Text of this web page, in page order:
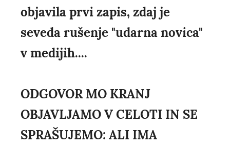
objavila prvi zapis, zdaj je
seveda rušenje "udarna novica"
v medijih....
ODGOVOR MO KRANJ
OBJAVLJAMO V CELOTI IN SE
SPRAŠUJEMO: ALI IMA